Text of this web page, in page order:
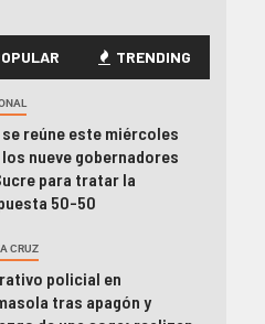
TRENDING
se reúne este miércoles
nueve gobernadores
para tratar la
50-50
CRUZ
policial en
tras apagón y